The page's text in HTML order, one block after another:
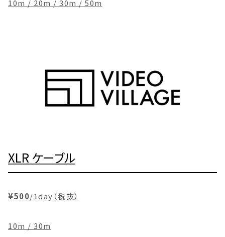
10m / 20m / 30m / 50m
XLR ケーブル
¥500/1day（税抜）
10m / 30m